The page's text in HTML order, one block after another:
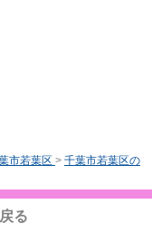
市若葉区 > 千葉市若葉区の
る